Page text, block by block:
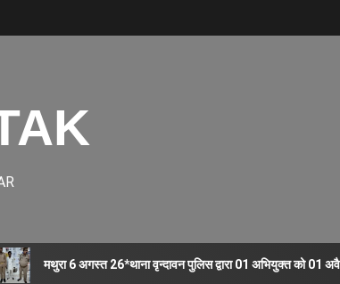
मथुरा 6 अगस्त 26*थाना वृन्दावन पुलिस द्वारा 01 अभियुक्त को 01